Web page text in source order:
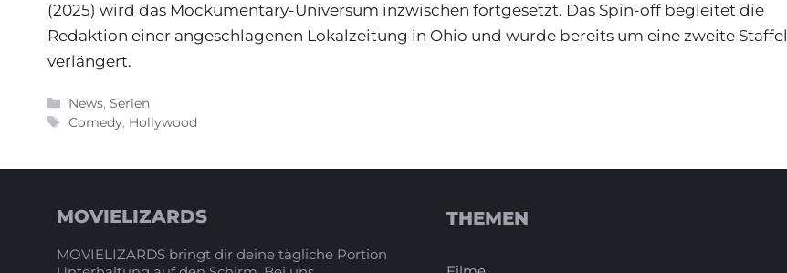
(2025) wird das Mockumentary-Universum inzwischen fortgesetzt. Das Spin-off begleitet die
Redaktion einer angeschlagenen Lokalzeitung in Ohio und wurde bereits um eine zweite Staffel
verlängert.
Kategorien
News,Serien
Schlagwörter
Comedy, Hollywood
MOVIELIZARDS
MOVIELIZARDS bringt dir deine tägliche Portion
THEMEN